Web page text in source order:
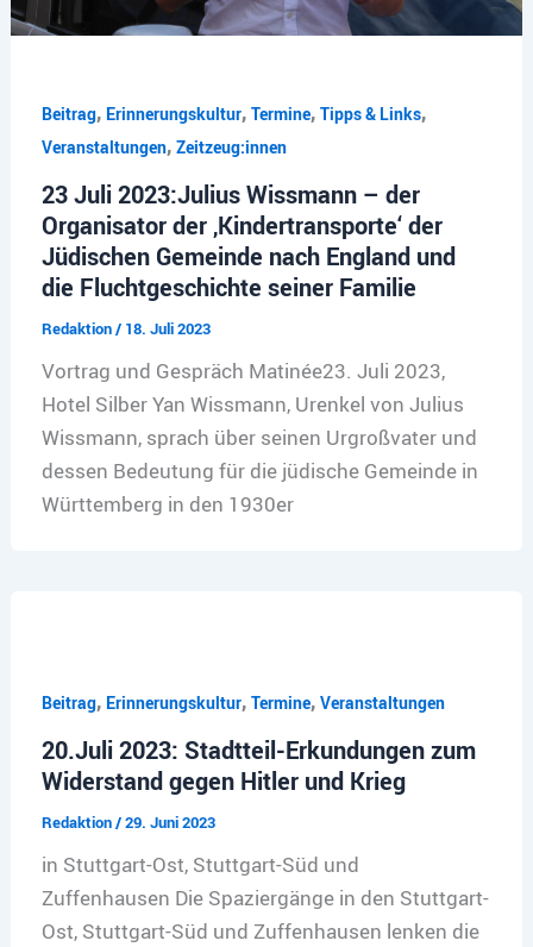
Beitrag, Erinnerungskultur, Termine, Tipps & Links,
Veranstaltungen, Zeitzeug:innen
23 Juli 2023:Julius Wissmann – der
Organisator der ‚Kindertransporte‘ der
Jüdischen Gemeinde nach England und
die Fluchtgeschichte seiner Familie
Redaktion/ 18. Juli 2023
Vortrag und Gespräch Matinée23. Juli 2023,
Hotel Silber Yan Wissmann, Urenkel von Julius
Wissmann, sprach über seinen Urgroßvater und
dessen Bedeutung für die jüdische Gemeinde in
Württemberg in den 1930er
Beitrag, Erinnerungskultur, Termine, Veranstaltungen
20.Juli 2023: Stadtteil-Erkundungen zum
Widerstand gegen Hitler und Krieg
Redaktion/29. Juni 2023
in Stuttgart-Ost, Stuttgart-Süd und
Zuffenhausen Die Spaziergänge in den Stuttgart-
Ost, Stuttgart-Süd und Zuffenhausen lenken die